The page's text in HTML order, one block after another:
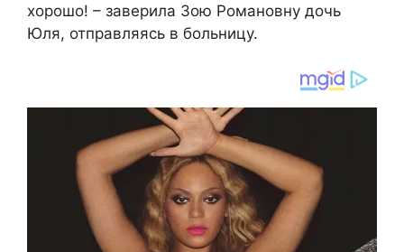
хорошо! – заверила Зою Романовну дочь
Юля, отправляясь в больницу.